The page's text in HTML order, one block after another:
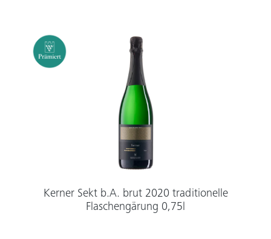
Kerner Sekt b.A. brut 2020 traditionelle
Flaschengärung 0,75l